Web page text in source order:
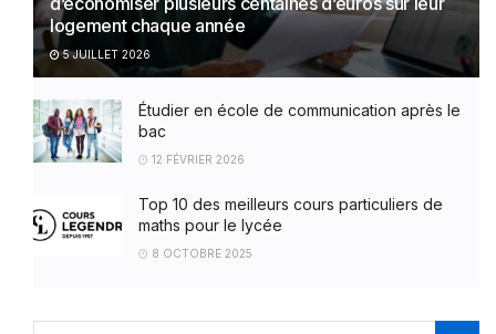
logement chaque année
5 JUILLET 2026
Étudier en école de communication après le
bac
12 FÉVRIER 2026
Top 10 des meilleurs cours particuliers de
maths pour le lycée
8 OCTOBRE 2025